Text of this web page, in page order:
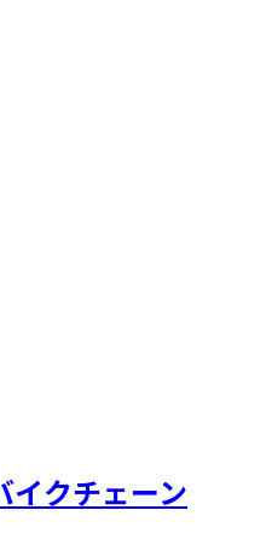
イクチェーン